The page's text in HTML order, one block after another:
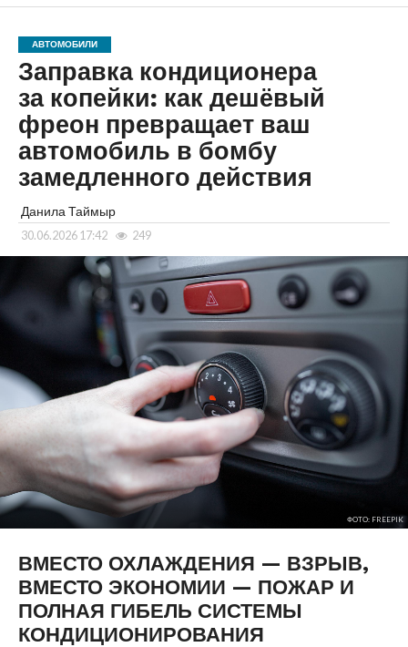
АВТОМОБИЛИ
Заправка кондиционера
за копейки: как дешёвый
фреон превращает ваш
автомобиль в бомбу
замедленного действия
Данила Таймыр
30.06.2026 17:42 249
ФОТО: FREEPIK
ВМЕСТО ОХЛАЖДЕНИЯ — ВЗРЫВ,
ВМЕСТО ЭКОНОМИИ — ПОЖАР И
ПОЛНАЯ ГИБЕЛЬ СИСТЕМЫ
КОНДИЦИОНИРОВАНИЯ